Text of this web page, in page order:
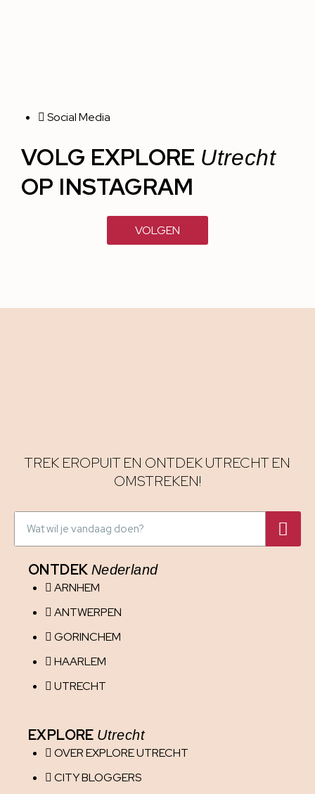
Social Media
VOLG EXPLORE Utrecht
OP INSTAGRAM
VOLGEN
TREK EROPUIT EN ONTDEK UTRECHT EN
OMSTREKEN!
ONTDEK Nederland
ARNHEM
ANTWERPEN
GORINCHEM
HAARLEM
UTRECHT
EXPLORE Utrecht
OVER EXPLORE UTRECHT
CITY BLOGGERS